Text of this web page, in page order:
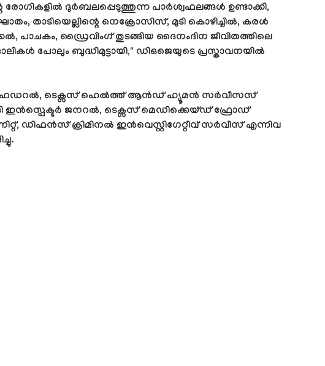
രോഗികളിൽ ദുർബലപ്പെടുത്തുന്ന പാർശ്വഫലങ്ങൾ ഉണ്ടാക്കി,
താടിയെല്ലിന്റെ നെക്രോസിസ്, മുടി കൊഴിച്ചിൽ, കരൾ
പാചകം, ഡ്രൈവിംഗ് തുടങ്ങിയ ദൈനംദിന ജീവിതത്തിലെ
പോലും ബുദ്ധിമുട്ടായി," ഡി‌ഒ‌ജെയുടെ പ്രസ്താവനയിൽ
ടെക്സസ് ഹെൽത്ത് ആൻഡ് ഹ്യൂമൻ സർവീസസ്
ഇൻസ്പെക്ടർ ജനറൽ, ടെക്സസ് മെഡിക്കെയ്ഡ് ഫ്രോഡ്
ഡിഫൻസ് ക്രിമിനൽ ഇൻവെസ്റ്റിഗേറ്റീവ് സർവീസ് എന്നിവ